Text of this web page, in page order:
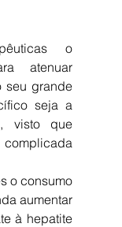
o
atenuar
seu grande
seja a
visto que
o consumo
aumentar
à hepatite